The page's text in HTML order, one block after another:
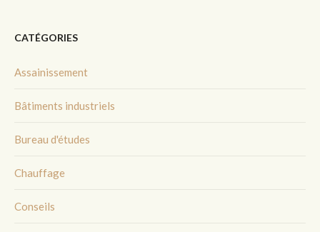
CATÉGORIES
Assainissement
Bâtiments industriels
Bureau d'études
Chauffage
Conseils